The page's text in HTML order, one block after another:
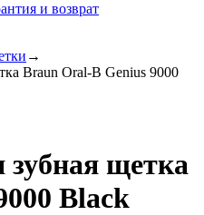
и возврат
→
Braun Oral-B Genius 9000
зубная щетка
Black